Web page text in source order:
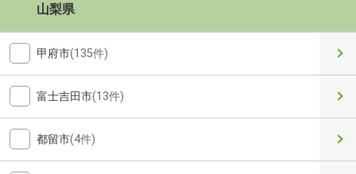
山梨県
甲府市(135件)
富士吉田市(13件)
都留市(4件)